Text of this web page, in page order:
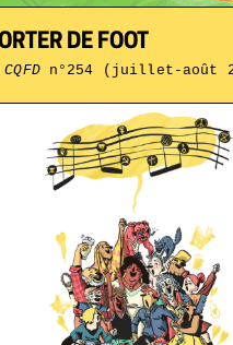
DE FOOT
CQFDn°254 (juillet-août